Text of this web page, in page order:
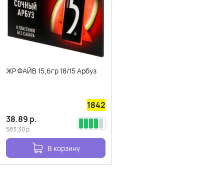
ЖР ФАЙВ 15,6гр 18/15 Арбуз
1842
38.89 р.
583.30р.
В корзину